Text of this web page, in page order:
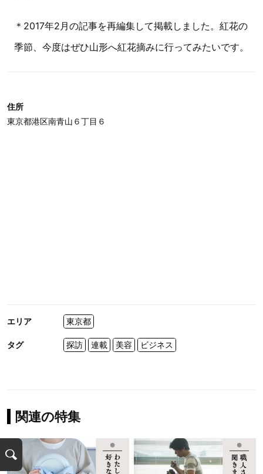
＊2017年2月の記事を再編集して掲載しました。紅花の
季節、今度はぜひ山形へ紅花摘みに行ってみたいです。
住所
東京都港区南青山６丁目６
エリア 東京都
タグ 探訪 連載 美容 ビジネス
関連の特集
検